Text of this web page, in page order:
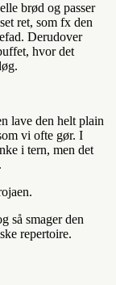
brød og passer
ret, som fx den
Derudover
hvor det
lave den helt plain
vi ofte gør. I
i tern, men det
så smager den
repertoire.